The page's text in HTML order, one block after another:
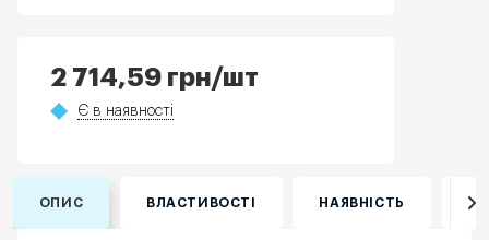
2 714,59 грн/шт
Є в наявності
ОПИС ВЛАСТИВОСТІ НАЯВНІСТЬ